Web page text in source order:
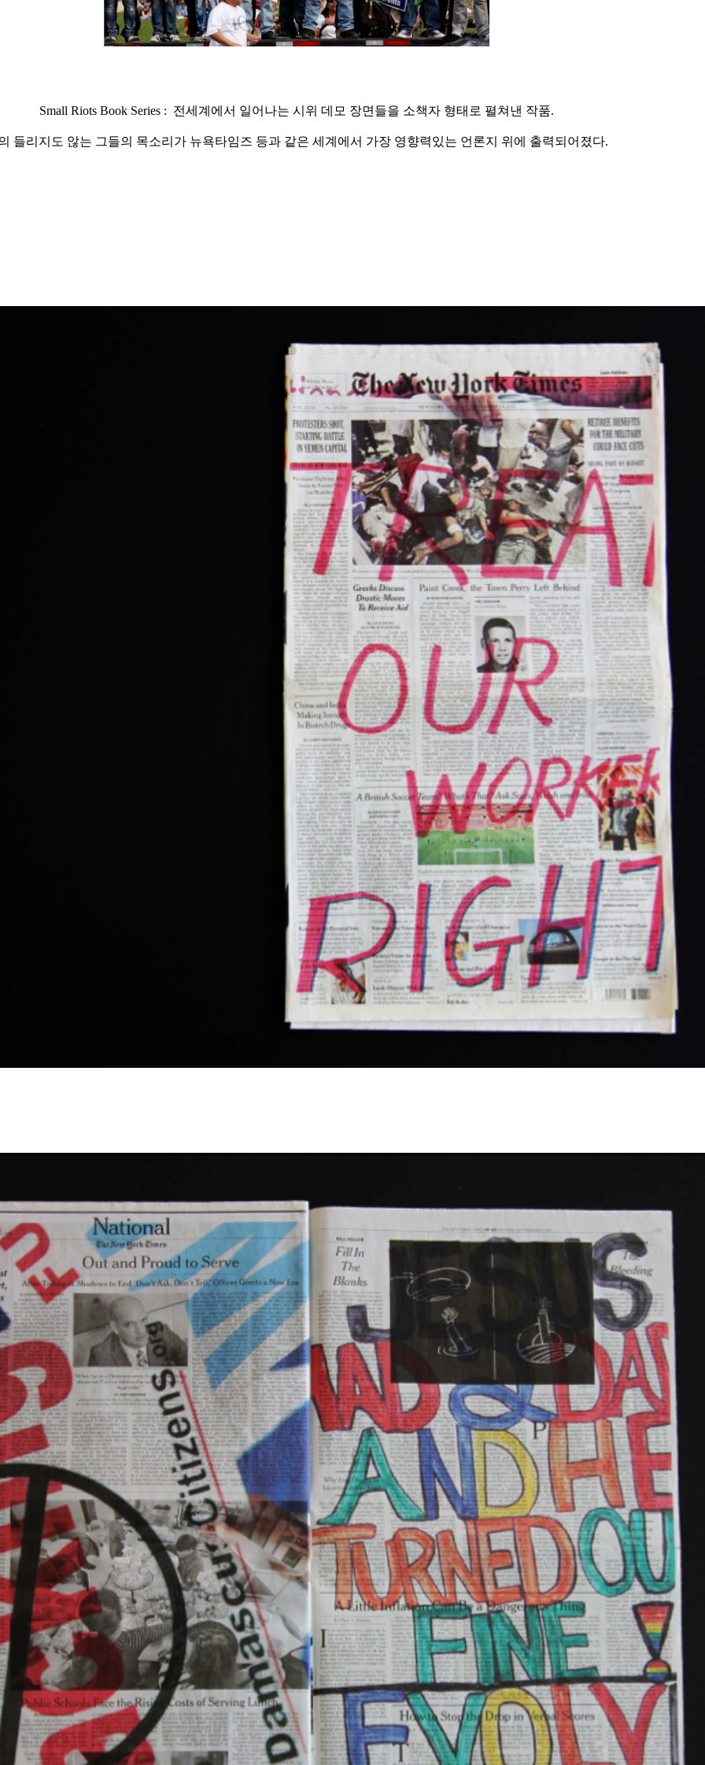
Small Riots Book Series : 전세계에서 일어나는 시위 데모 장면들을 소책자 형태로 펼쳐낸 작품.
들리지도 않는 그들의 목소리가 뉴욕타임즈 등과 같은 세계에서 가장 영향력있는 언론지 위에 출력되어졌다.